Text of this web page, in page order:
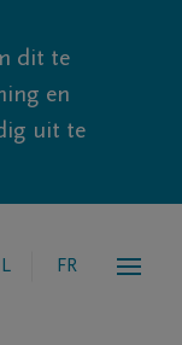
dit te
en
uit te
FR